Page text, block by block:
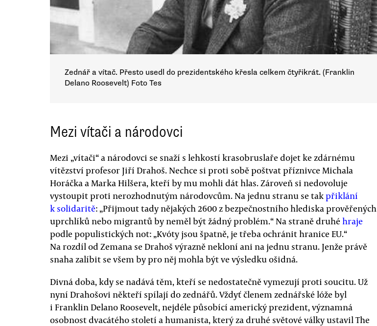
Zednář a vítač. Přesto usedl do prezidentského křesla celkem čtyřikrát. (Franklin
Delano Roosevelt) Foto Tes
Mezi vítači a národovci
Mezi „vítači“ a národovci se snaží s lehkostí krasobruslaře dojet ke zdárnému
vítězství profesor Jiří Drahoš. Nechce si proti sobě poštvat příznivce Michala
Horáčka a Marka Hilšera, kteří by mu mohli dát hlas. Zároveň si nedovoluje
vystoupit proti nerozhodnutým národovcům. Na jednu stranu se takpřiklání
k solidaritě: „Přijmout tady nějakých 2600 z bezpečnostního hlediska prověřených
uprchlíků nebo migrantů by neměl být žádný problém.“ Na straně druhéhraje
podle populistických not: „Kvóty jsou špatně, je třeba ochránit hranice EU.“
Na rozdíl od Zemana se Drahoš výrazně nekloní ani na jednu stranu. Jenže právě
snaha zalíbit se všem by pro něj mohla být ve výsledku ošidná.
Divná doba, kdy se nadává těm, kteří se nedostatečně vymezují proti soucitu. Už
nyní Drahošovi někteří spílají do zednářů. Vždyť členem zednářské lóže byl
i Franklin Delano Roosevelt, nejdéle působící americký prezident, významná
osobnost dvacátého století a humanista, který za druhé světové války ustavil The